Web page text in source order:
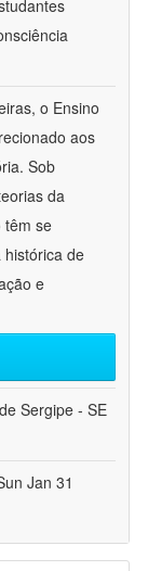
o Ensino
aos
Sob
da
têm se
de
e
Sergipe - SE
Jan 31